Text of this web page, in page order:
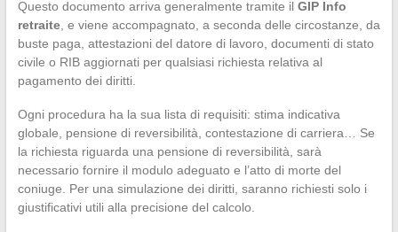
Questo documento arriva generalmente tramite il GIP Info
retraite, e viene accompagnato, a seconda delle circostanze, da
buste paga, attestazioni del datore di lavoro, documenti di stato
civile o RIB aggiornati per qualsiasi richiesta relativa al
pagamento dei diritti.
Ogni procedura ha la sua lista di requisiti: stima indicativa
globale, pensione di reversibilità, contestazione di carriera… Se
la richiesta riguarda una pensione di reversibilità, sarà
necessario fornire il modulo adeguato e l’atto di morte del
coniuge. Per una simulazione dei diritti, saranno richiesti solo i
giustificativi utili alla precisione del calcolo.